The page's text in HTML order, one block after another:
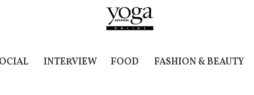
INTERVIEW FOOD FASHION & BEAUTY